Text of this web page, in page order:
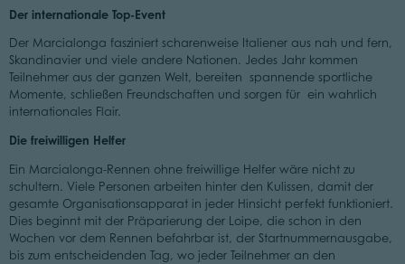
Der internationale Top-Event
Der Marcialonga fasziniert scharenweise Italiener aus nah und fern,
Skandinavier und viele andere Nationen. Jedes Jahr kommen
Teilnehmer aus der ganzen Welt, bereiten spannende sportliche
Momente, schließen Freundschaften und sorgen für ein wahrlich
internationales Flair.
Die freiwilligen Helfer
Ein Marcialonga-Rennen ohne freiwillige Helfer wäre nicht zu
schultern. Viele Personen arbeiten hinter den Kulissen, damit der
gesamte Organisationsapparat in jeder Hinsicht perfekt funktioniert.
Dies beginnt mit der Präparierung der Loipe, die schon in den
Wochen vor dem Rennen befahrbar ist, der Startnummernausgabe,
bis zum entscheidenden Tag, wo jeder Teilnehmer an den